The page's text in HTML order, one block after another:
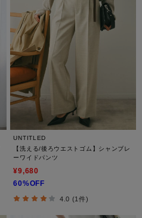
UNTITLED
【洗える/後ろウエストゴム】シャンブレ
ーワイドパンツ
¥9,680
60%OFF
4.0 (1件)